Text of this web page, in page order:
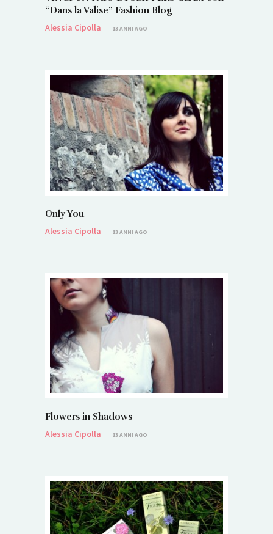
“Dans la Valise” Fashion Blog
Alessia Cipolla
13 ANNI AGO
Only You
Alessia Cipolla
13 ANNI AGO
Flowers in Shadows
Alessia Cipolla
13 ANNI AGO